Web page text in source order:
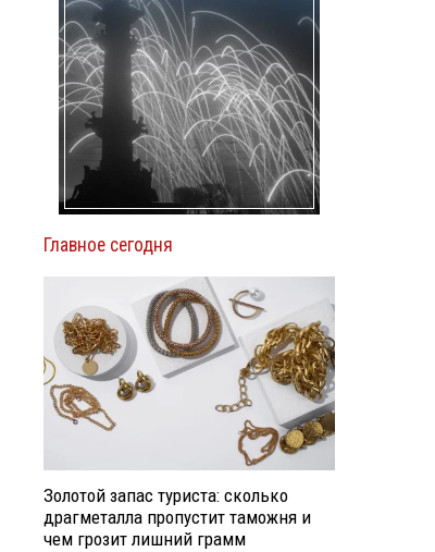
Главное сегодня
Золотой запас туриста: сколько
драгметалла пропустит таможня и
чем грозит лишний грамм